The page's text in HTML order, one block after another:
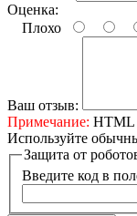
Оценка:
Плохо
Ваш отзыв:
Примечание: HTML
Используйте
Защита от
Введите код в